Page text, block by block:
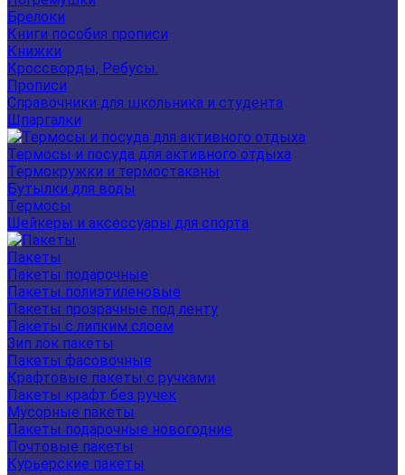
Брелоки
Книги пособия прописи
Книжки
Кроссворды, Ребусы.
Прописи
Справочники для школьника и студента
Шпаргалки
Термосы и посуда для активного отдыха
Термокружки и термостаканы
Бутылки для воды
Термосы
Шейкеры и аксессуары для спорта
Пакеты
Пакеты подарочные
Пакеты полиэтиленовые
Пакеты прозрачные под ленту
Пакеты с липким слоем
Зип лок пакеты
Пакеты фасовочные
Крафтовые пакеты с ручками
Пакеты крафт без ручек
Мусорные пакеты
Пакеты подарочные новогодние
Почтовые пакеты
Курьерские пакеты